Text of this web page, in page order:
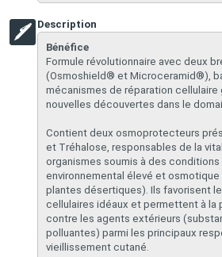
Description
Bénéfice
Formule révolutionnaire avec deux
(Osmoshield® et Microceramid®),
mécanismes de réparation cellulaire
nouvelles découvertes dans le
Contient deux osmoprotecteurs
et Tréhalose, responsables de la
organismes soumis à des
environnemental élevé et osmotique
plantes désertiques). Ils favorisent
cellulaires idéaux et permettent à la
contre les agents extérieurs
polluantes) parmi les principaux
vieillissement cutané.